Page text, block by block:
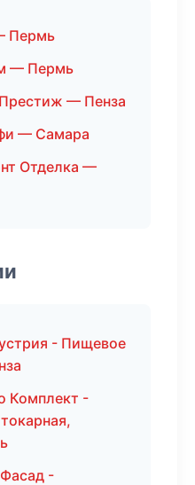
Пермь
— Пермь
— Пенза
— Самара
Отделка —
- Пищевое
Комплект -
-